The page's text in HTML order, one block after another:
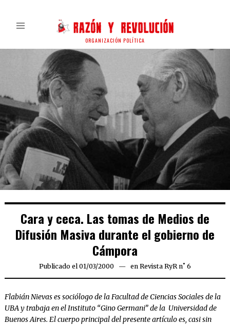
ORGANIZACIÓN POLÍTICA
Cara y ceca. Las tomas de Medios de
Difusión Masiva durante el gobierno de
Cámpora
Publicado el 01/03/200002/04/2020
en Revista RyR n˚ 6
Flabián Nievas es sociólogo de la Facultad de Ciencias Sociales de la
UBA y trabaja en el Instituto “Gino Germani” de la Universidad de
Buenos Aires. El cuerpo principal del presente artículo es, casi sin